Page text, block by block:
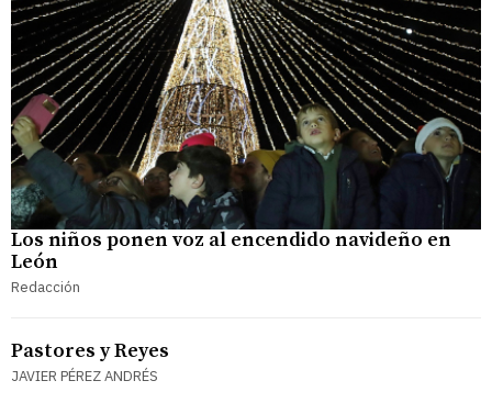
Los niños ponen voz al encendido navideño en
León
Redacción
Pastores y Reyes
JAVIER PÉREZ ANDRÉS